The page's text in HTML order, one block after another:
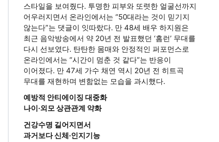
스타일을 보여줬다. 투명한 피부와 또렷한 얼굴선까지
어우러지면서 온라인에서는 “50대라는 것이 믿기지
않는다”는 댓글이 잇따랐다. 만 48세 배우 하지원은
최근 음악방송에서 약 20년 전 발표했던 ‘홈런’ 무대를
다시 선보였다. 탄탄한 몸매와 안정적인 퍼포먼스로
온라인에서는 “시간이 멈춘 것 같다”는 반응이
이어졌다. 만 47세 가수 채연 역시 20년 전 히트곡
무대를 재현하며 변함없는 모습을 과시했다.
예방적 안티에이징 대중화
나이·외모 상관관계 약화
건강수명 길어지면서
과거보다 신체·인지기능